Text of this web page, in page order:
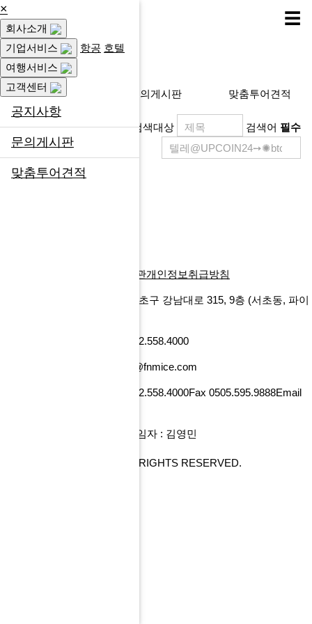
×
회사소개
기업서비스
항공 호텔
여행서비스
고객센터
공지사항
문의게시판
맞춤투어견적
☰
고객센터
공지사항 문의게시판 맞춤투어견적
검색대상 검색어 필수
제목
등록일
이용약관개인정보취급방침
서울특별시 서초구 강남대로 315, 9층 (서초동, 파이
Tel 02.558.4000
Email tour@fnmice.com
Tel 02.558.4000Fax 0505.595.9888Email
개인정보관리 책임자 : 김영민
COPYRIGHT© FNMICE. ALL RIGHTS RESERVED.